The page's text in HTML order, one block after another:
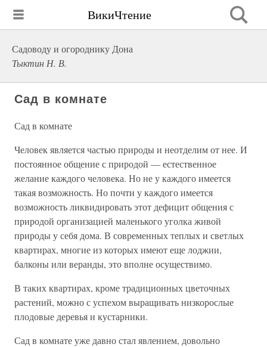
ВикиЧтение
Садоводу и огороднику Дона
Тыктин Н. В.
Сад в комнате
Сад в комнате
Человек является частью природы и неотделим от нее. И
постоянное общение с природой — естественное
желание каждого человека. Но не у каждого имеется
такая возможность. Но почти у каждого имеется
возможность ликвидировать этот дефицит общения с
природой организацией маленького уголка живой
природы у себя дома. В современных теплых и светлых
квартирах, многие из которых имеют еще лоджии,
балконы или веранды, это вполне осуществимо.
В таких квартирах, кроме традиционных цветочных
растений, можно с успехом выращивать низкорослые
плодовые деревья и кустарники.
Сад в комнате уже давно стал явлением, довольно